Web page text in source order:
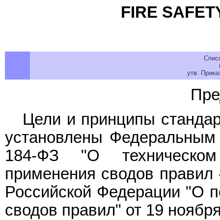
FIRE
утв.
Цели и принципы
установлены
184-ФЗ "О
применения сводов
Российской Федерации "О
сводов правил" от 19